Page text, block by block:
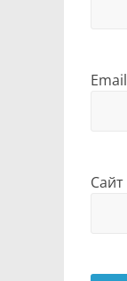
Email
Сайт